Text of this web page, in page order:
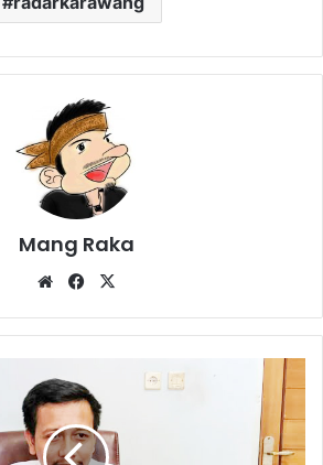
Mang Raka
WebsiteFacebook